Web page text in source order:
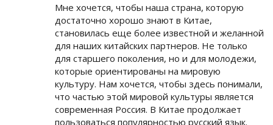
Мне хочется, чтобы наша страна, которую
достаточно хорошо знают в Китае,
становилась еще более известной и желанной
для наших китайских партнеров. Не только
для старшего поколения, но и для молодежи,
которые ориентированы на мировую
культуру. Нам хочется, чтобы здесь понимали,
что частью этой мировой культуры является
современная Россия. В Китае продолжает
пользоваться популярностью русский язык.